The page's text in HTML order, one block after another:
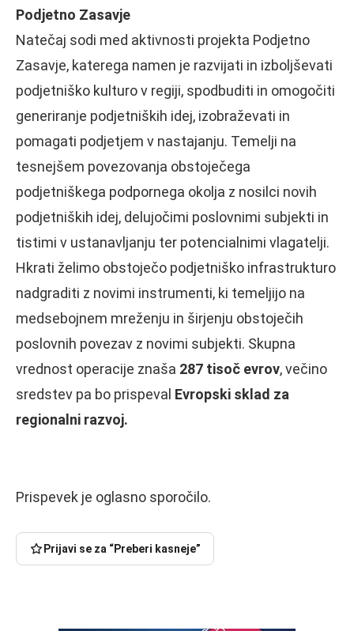
Podjetno Zasavje
Natečaj sodi med aktivnosti projekta Podjetno
Zasavje, katerega namen je razvijati in izboljševati
podjetniško kulturo v regiji, spodbuditi in omogočiti
generiranje podjetniških idej, izobraževati in
pomagati podjetjem v nastajanju. Temelji na
tesnejšem povezovanja obstoječega
podjetniškega podpornega okolja z nosilci novih
podjetniških idej, delujočimi poslovnimi subjekti in
tistimi v ustanavljanju ter potencialnimi vlagatelji.
Hkrati želimo obstoječo podjetniško infrastrukturo
nadgraditi z novimi instrumenti, ki temeljijo na
medsebojnem mreženju in širjenju obstoječih
poslovnih povezav z novimi subjekti. Skupna
vrednost operacije znaša 287 tisoč evrov, večino
sredstev pa bo prispeval Evropski sklad za
regionalni razvoj.
Prispevek je oglasno sporočilo.
Prijavi se za “Preberi kasneje”